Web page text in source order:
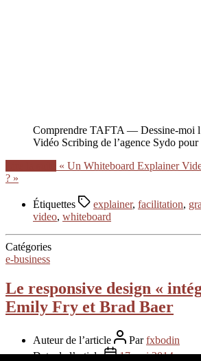
Comprendre TAFTA — Dessine-moi
Vidéo Scribing de l’agence Sydo
« Un Whiteboard Explainer
? »
Étiquettes explainer, facilitation,
video, whiteboard
Catégories
e-business
Le responsive design «
Emily Fry et Brad Baer
Auteur de l’article Parfxbodin
Date de l’article
17 mai 2014